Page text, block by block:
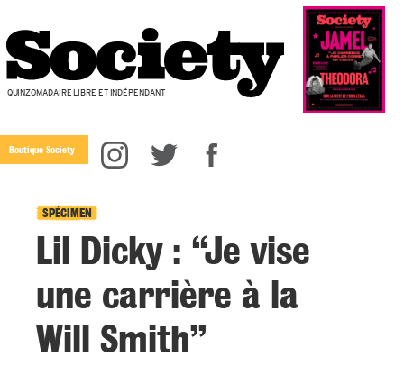
QUINZOMADAIRE LIBRE ET INDÉPENDANT
Boutique Society
SPÉCIMEN
Lil Dicky : “Je vise
une carrière à la
Will Smith”